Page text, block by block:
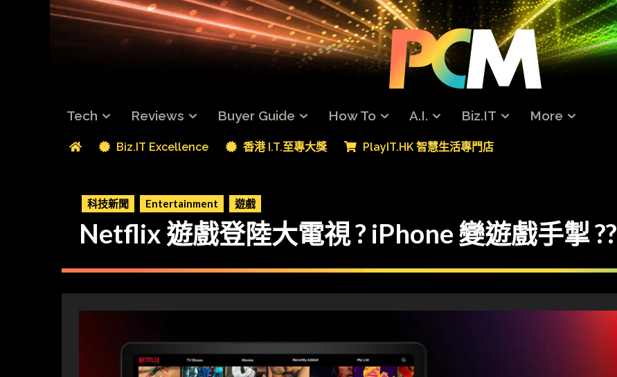
Tech Reviews Buyer Guide How To A.I. Biz.IT More
Biz.IT Excellence 香港 I.T.至專大獎 PlayIT.HK 智慧生活專門店
科技新聞 Entertainment 遊戲
Netflix 遊戲登陸大電視 ? iPhone 變遊戲手掣 ??